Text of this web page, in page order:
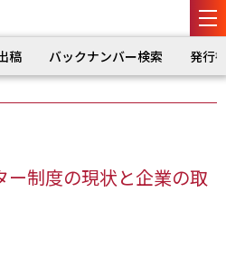
稿 バックナンバー検索 発行
ー制度の現状と企業の取